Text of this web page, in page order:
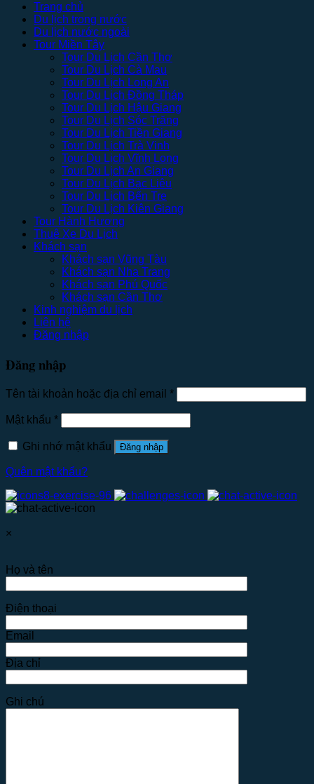
Trang chủ
Du lịch trong nước
Du lịch nước ngoài
Tour Miền Tây
Tour Du Lịch Cần Thơ
Tour Du Lịch Cà Mau
Tour Du Lịch Long An
Tour Du Lịch Đồng Tháp
Tour Du Lịch Hậu Giang
Tour Du Lịch Sóc Trăng
Tour Du Lịch Tiền Giang
Tour Du Lịch Trà Vinh
Tour Du Lịch Vĩnh Long
Tour Du Lịch An Giang
Tour Du Lịch Bạc Liêu
Tour Du Lịch Bến Tre
Tour Du Lịch Kiên Giang
Tour Hành Hương
Thuê Xe Du Lịch
Khách sạn
Khách sạn Vũng Tàu
Khách sạn Nha Trang
Khách sạn Phú Quốc
Khách sạn Cần Thơ
Kinh nghiệm du lịch
Liên hệ
Đăng nhập
Đăng nhập
Tên tài khoản hoặc địa chỉ email *
Mật khẩu *
Ghi nhớ mật khẩu Đăng nhập
Quên mật khẩu?
×
Họ và tên
Điện thoại
Email
Địa chỉ
Ghi chú